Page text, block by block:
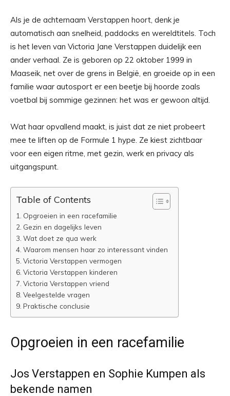
Als je de achternaam Verstappen hoort, denk je
automatisch aan snelheid, paddocks en wereldtitels. Toch
is het leven van Victoria Jane Verstappen duidelijk een
ander verhaal. Ze is geboren op 22 oktober 1999 in
Maaseik, net over de grens in België, en groeide op in een
familie waar autosport er een beetje bij hoorde zoals
voetbal bij sommige gezinnen: het was er gewoon altijd.
Wat haar opvallend maakt, is juist dat ze niet probeert
mee te liften op de Formule 1 hype. Ze kiest zichtbaar
voor een eigen ritme, met gezin, werk en privacy als
uitgangspunt.
Table of Contents
Opgroeien in een racefamilie
Gezin en dagelijks leven
Wat doet ze qua werk
Waarom mensen haar zo interessant vinden
Victoria Verstappen vermogen
Victoria Verstappen kinderen
Victoria Verstappen vriend
Veelgestelde vragen
Praktische conclusie
Opgroeien in een racefamilie
Jos Verstappen en Sophie Kumpen als
bekende namen